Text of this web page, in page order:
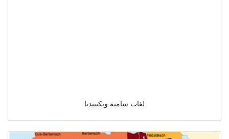
لغات سامية ويكيبيديا